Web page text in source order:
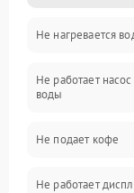
Включение и
Проблемы с
Проблемы с
Управление и
Не нагревается
Не работает
воды
Не подает кофе
Не работает